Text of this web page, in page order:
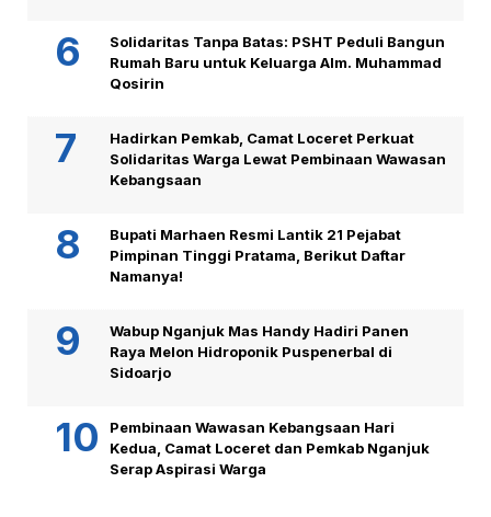
Solidaritas Tanpa Batas: PSHT Peduli Bangun
Rumah Baru untuk Keluarga Alm. Muhammad
Qosirin
Hadirkan Pemkab, Camat Loceret Perkuat
Solidaritas Warga Lewat Pembinaan Wawasan
Kebangsaan
Bupati Marhaen Resmi Lantik 21 Pejabat
Pimpinan Tinggi Pratama, Berikut Daftar
Namanya!
Wabup Nganjuk Mas Handy Hadiri Panen
Raya Melon Hidroponik Puspenerbal di
Sidoarjo
Pembinaan Wawasan Kebangsaan Hari
Kedua, Camat Loceret dan Pemkab Nganjuk
Serap Aspirasi Warga